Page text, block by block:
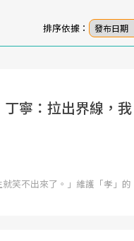
排序依據： 發布日期
寧：拉出界線，我
笑不出來了。」維護「孝」的
浪潮，台灣正在快速邁
新時代。隨著國家政策
檢不只是醫療院所的服